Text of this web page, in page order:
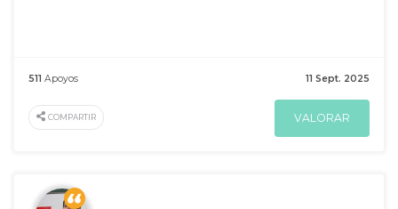
11 Sept. 2025
511 Apoyos
COMPARTIR VALORAR